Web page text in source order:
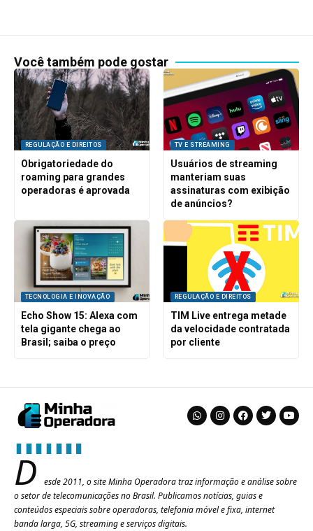
Você também pode gostar
REGULAÇÃO E DIREITOS
Obrigatoriedade do
roaming para grandes
operadoras é aprovada
TV E STREAMING
Usuários de streaming
manteriam suas
assinaturas com exibição
de anúncios?
TECNOLOGIA E INOVAÇÃO
Echo Show 15: Alexa com
tela gigante chega ao
Brasil; saiba o preço
REGULAÇÃO E DIREITOS
TIM Live entrega metade
da velocidade contratada
por cliente
D
esde 2011, o site Minha Operadora traz informação e análise sobre
o setor de telecomunicações no Brasil. Publicamos notícias, guias e
conteúdos especiais sobre operadoras, telefonia móvel e fixa, internet
banda larga, 5G, streaming e serviços digitais.